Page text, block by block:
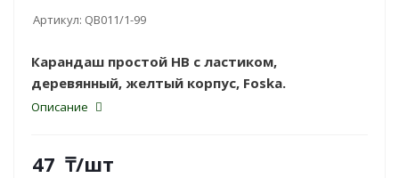
Артикул: QB011/1-99
Карандаш простой HB с ластиком,
деревянный, желтый корпус, Foska.
Описание
47 ₸/шт